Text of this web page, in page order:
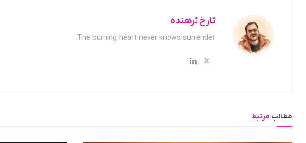
تارخ ترهنده
The burning heart never knows surrender.
مطالب مرتبط